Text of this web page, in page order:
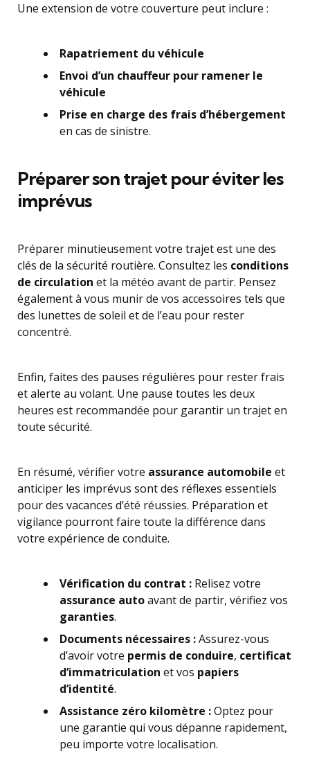
Une extension de votre couverture peut inclure :
Rapatriement du véhicule
Envoi d’un chauffeur pour ramener le
véhicule
Prise en charge des frais d’hébergement
en cas de sinistre.
Préparer son trajet pour éviter les
imprévus
Préparer minutieusement votre trajet est une des
clés de la sécurité routière. Consultez les conditions
de circulation et la météo avant de partir. Pensez
également à vous munir de vos accessoires tels que
des lunettes de soleil et de l’eau pour rester
concentré.
Enfin, faites des pauses régulières pour rester frais
et alerte au volant. Une pause toutes les deux
heures est recommandée pour garantir un trajet en
toute sécurité.
En résumé, vérifier votre assurance automobile et
anticiper les imprévus sont des réflexes essentiels
pour des vacances d’été réussies. Préparation et
vigilance pourront faire toute la différence dans
votre expérience de conduite.
Vérification du contrat : Relisez votre
assurance autoavant de partir, vérifiez vos
garanties.
Documents nécessaires :Assurez-vous
d’avoir votre permis de conduire, certificat
d’immatriculation et vos papiers
d’identité.
Assistance zéro kilomètre :Optez pour
une garantie qui vous dépanne rapidement,
peu importe votre localisation.